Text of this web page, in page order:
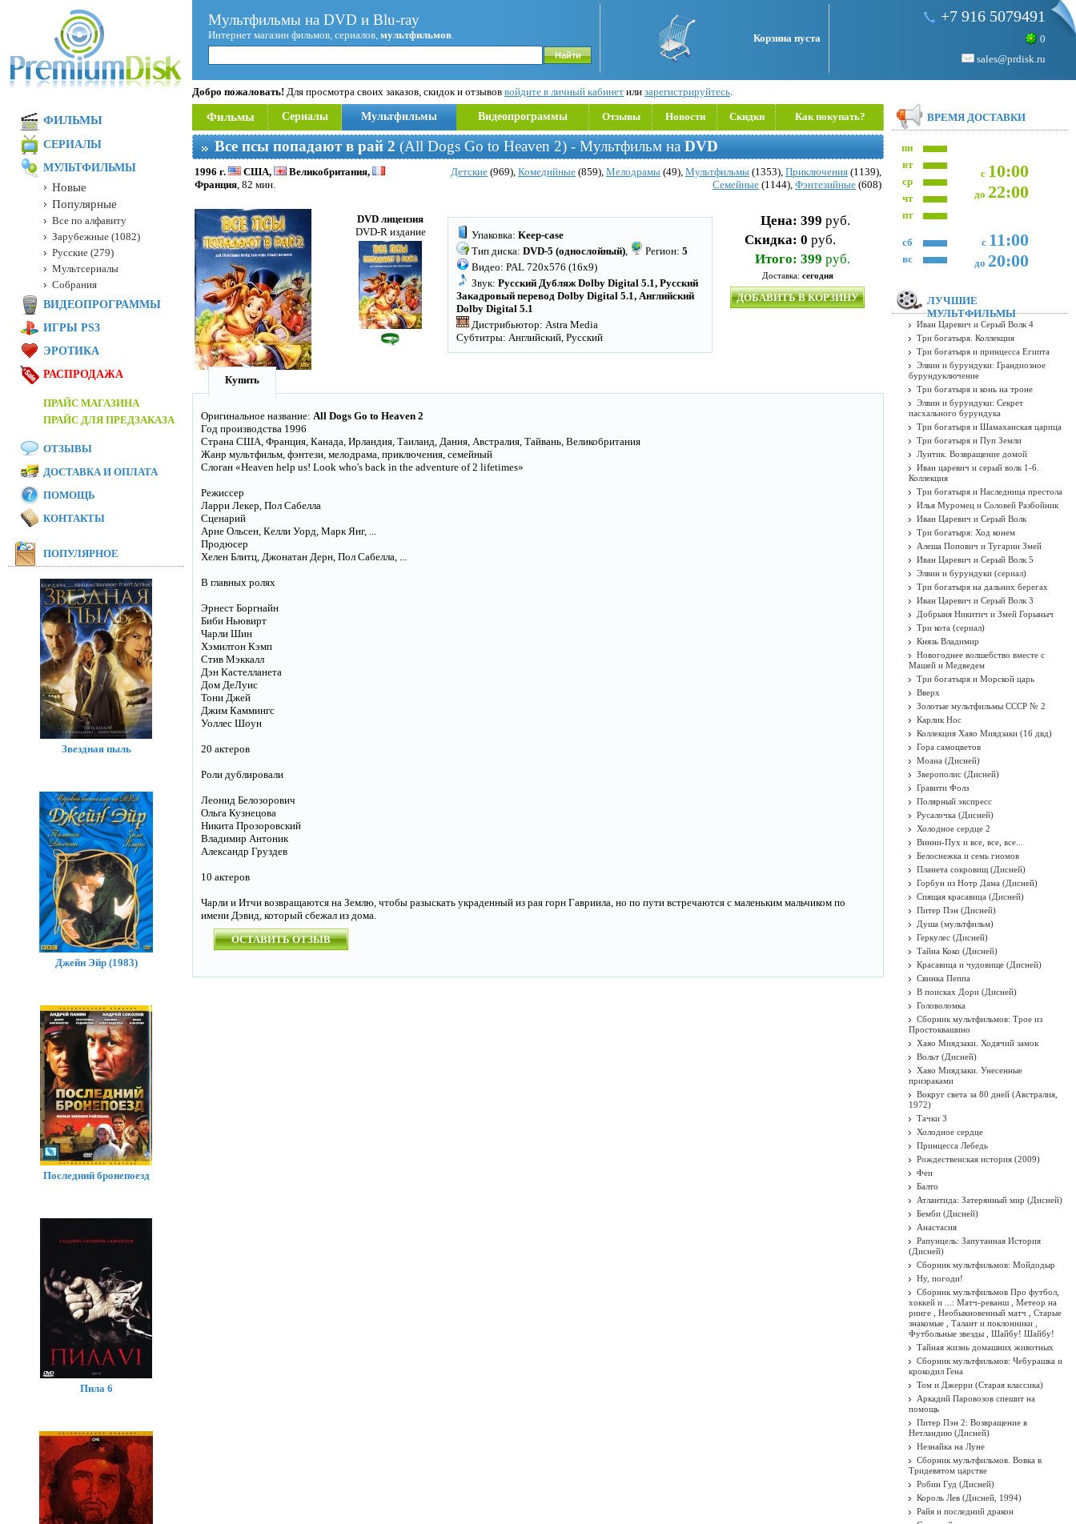
Мультфильмы на DVD и Blu-ray
Интернет магазин фильмов, сериалов, мультфильмов. Корзина пуста
+7 916 5079491
0
sales@prdisk.ru
Добро пожаловать! Для просмотра своих заказов, скидок и отзывов войдите в личный кабинет или зарегистрируйтесь.
Фильмы Сериалы Мультфильмы Видеопрограммы Отзывы Новости Скидки Как покупать?
Все псы попадают в рай 2 (All Dogs Go to Heaven 2) - Мультфильм на DVD
1996 г. США,
Великобритания,
Франция, 82 мин.
Детские (969), Комедийные (859), Мелодрамы (49), Мультфильмы (1353), Приключения (1139),
Семейные (1144), Фэнтезийные (608)
DVD лицензия
DVD-R издание
Упаковка: Keep-case
Тип диска: DVD-5 (однослойный), Регион: 5
Видео: PAL 720x576 (16x9)
Звук: Русский Дубляж Dolby Digital 5.1, Русский
Закадровый перевод Dolby Digital 5.1, Английский
Dolby Digital 5.1
Дистрибьютор: Astra Media
Субтитры: Английский, Русский
Цена: 399 руб.
Скидка: 0 руб.
Итого: 399 руб.
Доставка: сегодня
ДОБАВИТЬ В КОРЗИНУ
Купить
Оригинальное название: All Dogs Go to Heaven 2
Год производства 1996
Страна США, Франция, Канада, Ирландия, Таиланд, Дания, Австралия, Тайвань, Великобритания
Жанр мультфильм, фэнтези, мелодрама, приключения, семейный
Слоган «Heaven help us! Look who's back in the adventure of 2 lifetimes»
Режиссер
Ларри Лекер, Пол Сабелла
Сценарий
Арне Ольсен, Келли Уорд, Марк Янг, ...
Продюсер
Хелен Блитц, Джонатан Дерн, Пол Сабелла, ...
В главных ролях
Эрнест Боргнайн
Биби Ньювирт
Чарли Шин
Хэмилтон Кэмп
Стив Мэккалл
Дэн Кастелланета
Дом ДеЛуис
Тони Джей
Джим Каммингс
Уоллес Шоун
20 актеров
Роли дублировали
Леонид Белозорович
Ольга Кузнецова
Никита Прозоровский
Владимир Антоник
Александр Груздев
10 актеров
Чарли и Итчи возвращаются на Землю, чтобы разыскать украденный из рая горн Гавриила, но по пути встречаются с маленьким мальчиком по
имени Дэвид, который сбежал из дома.
ОСТАВИТЬ ОТЗЫВ
ФИЛЬМЫ
СЕРИАЛЫ
МУЛЬТФИЛЬМЫ
Новые
Популярные
Все по алфавиту
Зарубежные (1082)
Русские (279)
Мультсериалы
Собрания
ВИДЕОПРОГРАММЫ
ИГРЫ PS3
ЭРОТИКА
РАСПРОДАЖА
ПРАЙС МАГАЗИНА
ПРАЙС ДЛЯ ПРЕДЗАКАЗА
ОТЗЫВЫ
ДОСТАВКА И ОПЛАТА
ПОМОЩЬ
КОНТАКТЫ
ПОПУЛЯРНОЕ
Звездная пыль
Джейн Эйр (1983)
Последний бронепоезд
Пила 6
ВРЕМЯ ДОСТАВКИ
пн
с 10:00
до 22:00
вт
ср
чт
пт
с 11:00
до 20:00
сб
вс
ЛУЧШИЕ
МУЛЬТФИЛЬМЫ
Иван Царевич и Серый Волк 4
Три богатыря. Коллекция
Три богатыря и принцесса Египта
Элвин и бурундуки: Грандиозное
бурундуключение
Три богатыря и конь на троне
Элвин и бурундуки: Секрет
пасхального бурундука
Три богатыря и Шамаханская царица
Три богатыря и Пуп Земли
Лунтик. Возвращение домой
Иван царевич и серый волк 1-6.
Коллекция
Три богатыря и Наследница престола
Илья Муромец и Соловей Разбойник
Иван Царевич и Серый Волк
Три богатыря: Ход конем
Алеша Попович и Тугарин Змей
Иван Царевич и Серый Волк 5
Элвин и бурундуки (сериал)
Три богатыря на дальних берегах
Иван Царевич и Серый Волк 3
Добрыня Никитич и Змей Горыныч
Три кота (сериал)
Князь Владимир
Новогоднее волшебство вместе с
Машей и Медведем
Три богатыря и Морской царь
Вверх
Золотые мультфильмы СССР № 2
Карлик Нос
Коллекция Хаяо Миядзаки (16 двд)
Гора самоцветов
Моана (Дисней)
Зверополис (Дисней)
Гравити Фолз
Полярный экспресс
Русалочка (Дисней)
Холодное сердце 2
Винни-Пух и все, все, все...
Белоснежка и семь гномов
Планета сокровищ (Дисней)
Горбун из Нотр Дама (Дисней)
Спящая красавица (Дисней)
Питер Пэн (Дисней)
Душа (мультфильм)
Геркулес (Дисней)
Тайна Коко (Дисней)
Красавица и чудовище (Дисней)
Свинка Пеппа
В поисках Дори (Дисней)
Головоломка
Сборник мультфильмов: Трое из
Простоквашино
Хаяо Миядзаки. Ходячий замок
Вольт (Дисней)
Хаяо Миядзаки. Унесенные
призраками
Вокруг света за 80 дней (Австралия,
1972)
Тачки 3
Холодное сердце
Принцесса Лебедь
Рождественская история (2009)
Феи
Балто
Атлантида: Затерянный мир (Дисней)
Бемби (Дисней)
Анастасия
Рапунцель: Запутанная История
(Дисней)
Сборник мультфильмов: Мойдодыр
Ну, погоди!
Сборник мультфильмов Про футбол,
хоккей и ...: Матч-реванш , Метеор на
ринге , Необыкновенный матч , Старые
знакомые , Талант и поклонники ,
Футбольные звезды , Шайбу! Шайбу!
Тайная жизнь домашних животных
Сборник мультфильмов: Чебурашка и
крокодил Гена
Том и Джерри (Старая классика)
Аркадий Паровозов спешит на
помощь
Питер Пэн 2: Возвращение в
Нетландию (Дисней)
Незнайка на Луне
Сборник мультфильмов. Вовка в
Тридевятом царстве
Робин Гуд (Дисней)
Король Лев (Дисней, 1994)
Райя и последний дракон